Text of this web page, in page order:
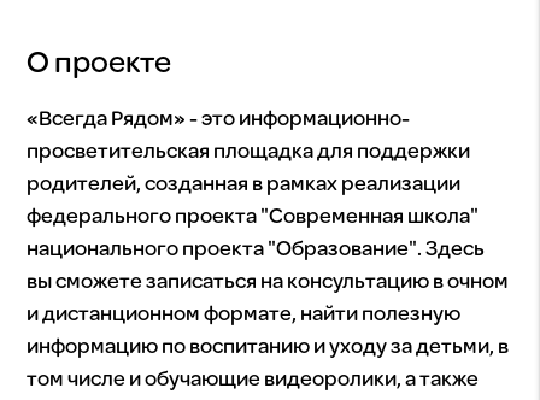
О проекте
«Всегда Рядом» - это информационно-
просветительская площадка для поддержки
родителей, созданная в рамках реализации
федерального проекта "Современная школа"
национального проекта "Образование". Здесь
вы сможете записаться на консультацию в очном
и дистанционном формате, найти полезную
информацию по воспитанию и уходу за детьми, в
том числе и обучающие видеоролики, а также